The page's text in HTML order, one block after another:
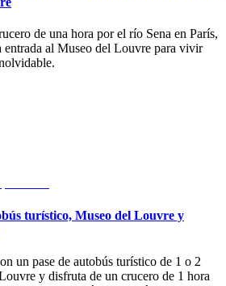
de una hora por el río Sena en París,
entrada al Museo del Louvre para vivir
turístico, Museo del Louvre y
un pase de autobús turístico de 1 o 2
y disfruta de un crucero de 1 hora